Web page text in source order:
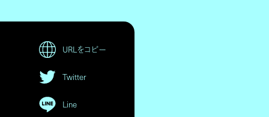
URLをコピー
Twitter
Line